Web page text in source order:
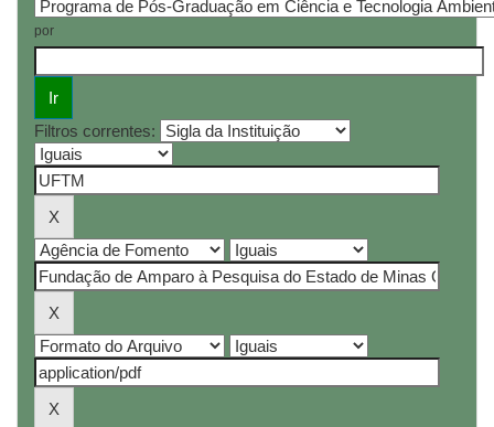
por
Filtros correntes: